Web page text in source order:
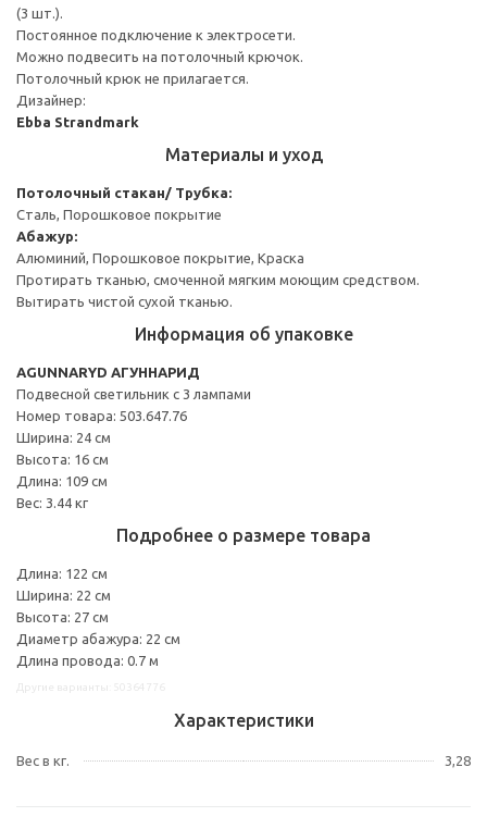
(3 шт.).
Постоянное подключение к электросети.
Можно подвесить на потолочный крючок.
Потолочный крюк не прилагается.
Дизайнер:
Ebba Strandmark
Материалы и уход
Потолочный стакан/ Трубка:
Сталь, Порошковое покрытие
Абажур:
Алюминий, Порошковое покрытие, Краска
Протирать тканью, смоченной мягким моющим средством.
Вытирать чистой сухой тканью.
Информация об упаковке
AGUNNARYD АГУННАРИД
Подвесной светильник с 3 лампами
Номер товара: 503.647.76
Ширина: 24 см
Высота: 16 см
Длина: 109 см
Вес: 3.44 кг
Подробнее о размере товара
Длина: 122 см
Ширина: 22 см
Высота: 27 см
Диаметр абажура: 22 см
Длина провода: 0.7 м
Характеристики
Вес в кг. 3,28